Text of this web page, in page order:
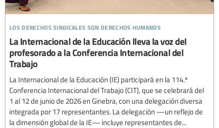
los derechos sindicales son derechos humanos
La Internacional de la Educación lleva la voz del
profesorado a la Conferencia Internacional del
Trabajo
La Internacional de la Educación (IE) participará en la 114.ª
Conferencia Internacional del Trabajo (CIT), que se celebrará del
1 al 12 de junio de 2026 en Ginebra, con una delegación diversa
integrada por 17 representantes. La delegación —un reflejo de
la dimensión global de la IE— incluye representantes de...